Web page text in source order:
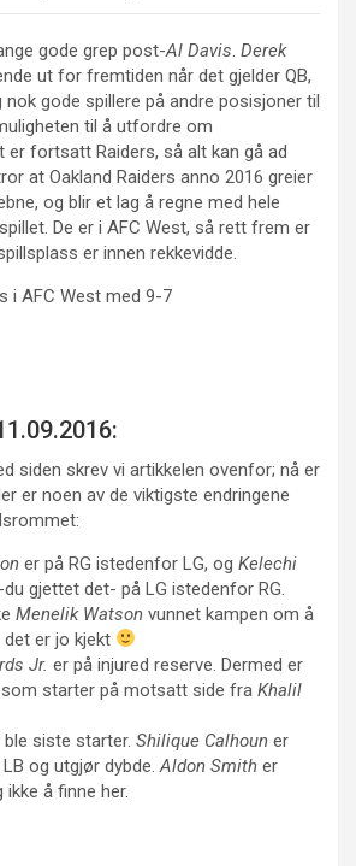
gode grep post-Al Davis Derek
ut for fremtiden når det gjelder QB,
nok gode spillere på andre posisjoner til
til å utfordre om
er fortsatt Raiders, så alt kan gå ad
at Oakland Raiders anno 2016 greier
og blir et lag å regne med hele
De er i AFC West, så rett frem er
er innen rekkevidde.
i AFC West med 9-7
siden skrev vi artikkelen ovenfor; nå er
er noen av de viktigste endringene
er på RG istedenfor LG, og Kelechi
gjettet det- på LG istedenfor RG.
Menelik Watson vunnet kampen om å
det er jo kjekt
Jr. er på injured reserve. Dermed er
starter på motsatt side fra Khalil
ble siste starter. Shilique Calhoun er
og utgjør dybde. Aldon Smith er
ikke å finne her.